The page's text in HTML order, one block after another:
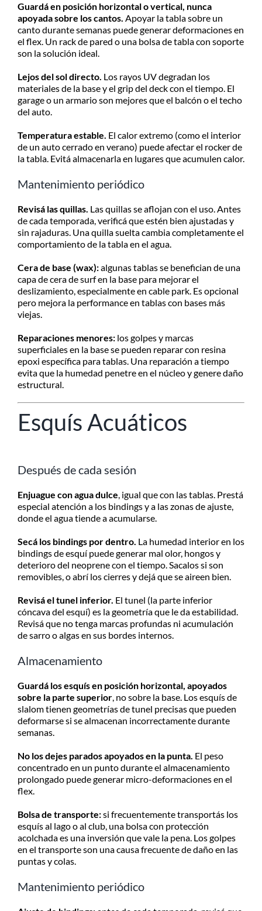
Guardá en posición horizontal o vertical, nunca
apoyada sobre los cantos. Apoyar la tabla sobre un
canto durante semanas puede generar deformaciones en
el flex. Un rack de pared o una bolsa de tabla con soporte
son la solución ideal.
Lejos del sol directo. Los rayos UV degradan los
materiales de la base y el grip del deck con el tiempo. El
garage o un armario son mejores que el balcón o el techo
del auto.
Temperatura estable. El calor extremo (como el interior
de un auto cerrado en verano) puede afectar el rocker de
la tabla. Evitá almacenarla en lugares que acumulen calor.
Mantenimiento periódico
Revisá las quillas. Las quillas se aflojan con el uso. Antes
de cada temporada, verificá que estén bien ajustadas y
sin rajaduras. Una quilla suelta cambia completamente el
comportamiento de la tabla en el agua.
Cera de base (wax):algunas tablas se benefician de una
capa de cera de surf en la base para mejorar el
deslizamiento, especialmente en cable park. Es opcional
pero mejora la performance en tablas con bases más
viejas.
Reparaciones menores: los golpes y marcas
superficiales en la base se pueden reparar con resina
epoxi específica para tablas. Una reparación a tiempo
evita que la humedad penetre en el núcleo y genere daño
estructural.
Esquís Acuáticos
Después de cada sesión
Enjuague con agua dulce, igual que con las tablas. Prestá
especial atención a los bindings y a las zonas de ajuste,
donde el agua tiende a acumularse.
Secá los bindings por dentro. La humedad interior en los
bindings de esquí puede generar mal olor, hongos y
deterioro del neoprene con el tiempo. Sacalos si son
removibles, o abrí los cierres y dejá que se aireen bien.
Revisá el tunel inferior. El tunel (la parte inferior
cóncava del esquí) es la geometría que le da estabilidad.
Revisá que no tenga marcas profundas ni acumulación
de sarro o algas en sus bordes internos.
Almacenamiento
Guardá los esquís en posición horizontal, apoyados
sobre la parte superior, no sobre la base. Los esquís de
slalom tienen geometrías de tunel precisas que pueden
deformarse si se almacenan incorrectamente durante
semanas.
No los dejes parados apoyados en la punta. El peso
concentrado en un punto durante el almacenamiento
prolongado puede generar micro-deformaciones en el
flex.
Bolsa de transporte:si frecuentemente transportás los
esquís al lago o al club, una bolsa con protección
acolchada es una inversión que vale la pena. Los golpes
en el transporte son una causa frecuente de daño en las
puntas y colas.
Mantenimiento periódico